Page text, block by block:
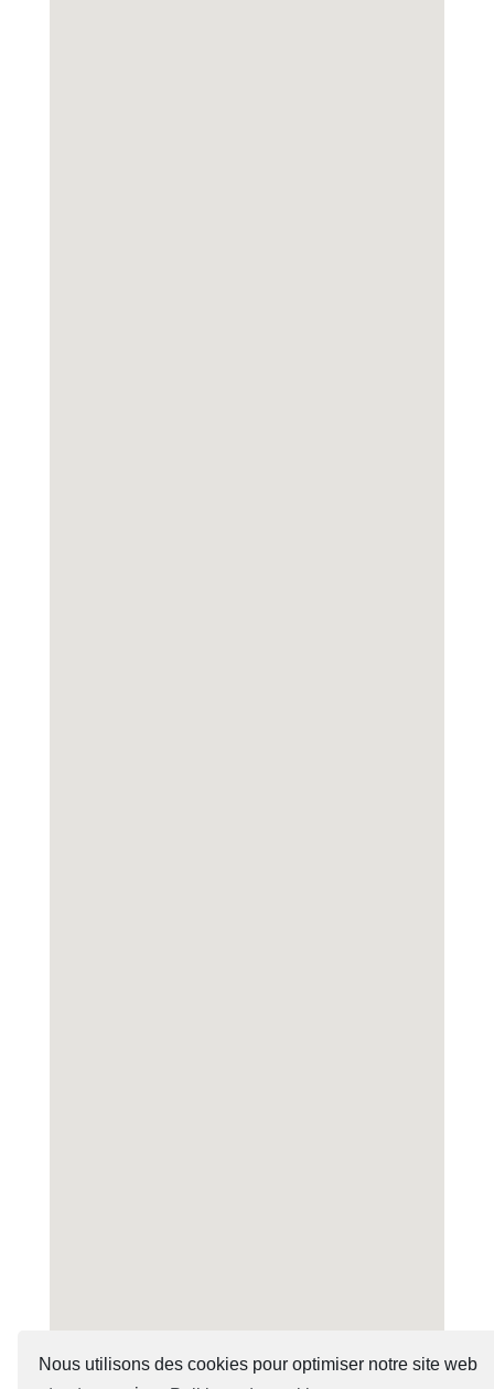
Nous utilisons des cookies pour optimiser notre site web